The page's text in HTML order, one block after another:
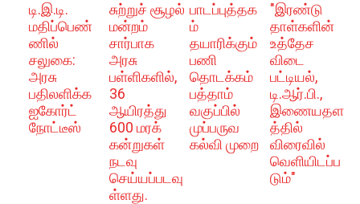
டி.இ.டி.
மதிப்பெண்
ணில்
சலுகை:
அரசு
பதிலளிக்க
ஐகோர்ட்
நோட்டீஸ்
சுற்றுச் சூழல்
மன்றம்
சார்பாக
அரசு
பள்ளிகளில்,
36
ஆயிரத்து
600 மரக்
கன்றுகள்
நடவு
செய்யப்படவு
ள்ளது.
பாடப்புத்தக
ம்
தயாரிக்கும்
பணி
தொடக்கம்
பத்தாம்
வகுப்பில்
முப்பருவ
கல்வி முறை
"இரண்டு
தாள்களின்
உத்தேச
விடை
பட்டியல்,
டி.ஆர்.பி.,
இணையதள
த்தில்
விரைவில்
வெளியிடப்ப
டும்"